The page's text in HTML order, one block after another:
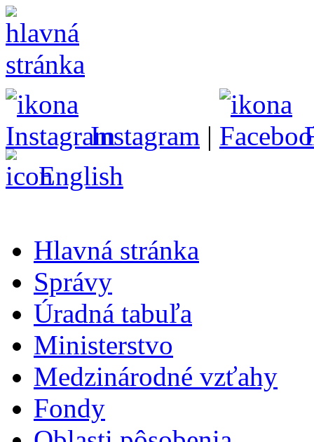
Instagram |
English
Hlavná stránka
Správy
Úradná tabuľa
Ministerstvo
Medzinárodné vzťahy
Fondy